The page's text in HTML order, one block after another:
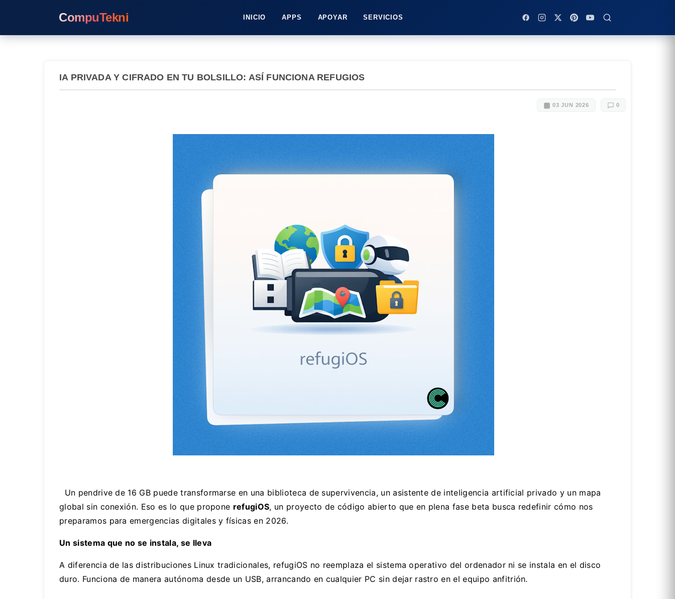
CompuTekni INICIO APPS APOYAR SERVICIOS
IA PRIVADA Y CIFRADO EN TU BOLSILLO: ASÍ FUNCIONA REFUGIOS
03 JUN 2026 0
Un pendrive de 16 GB puede transformarse en una biblioteca de supervivencia, un asistente de inteligencia artificial privado y un mapa
global sin conexión. Eso es lo que propone refugiOS, un proyecto de código abierto que en plena fase beta busca redefinir cómo nos
preparamos para emergencias digitales y físicas en 2026.
Un sistema que no se instala, se lleva
A diferencia de las distribuciones Linux tradicionales, refugiOS no reemplaza el sistema operativo del ordenador ni se instala en el disco
duro. Funciona de manera autónoma desde un USB, arrancando en cualquier PC sin dejar rastro en el equipo anfitrión.